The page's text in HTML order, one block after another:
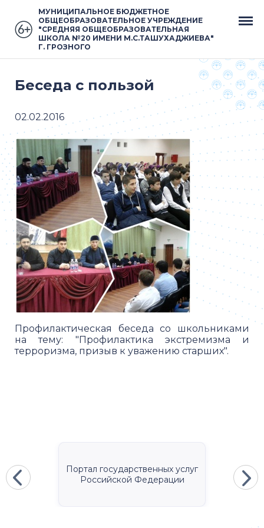
МУНИЦИПАЛЬНОЕ БЮДЖЕТНОЕ
ОБЩЕОБРАЗОВАТЕЛЬНОЕ УЧРЕЖДЕНИЕ
"СРЕДНЯЯ ОБЩЕОБРАЗОВАТЕЛЬНАЯ
ШКОЛА №20 ИМЕНИ М.С.ТАШУХАДЖИЕВА"
Г. ГРОЗНОГО
Беседа с пользой
02.02.2016
Профилактическая беседа со школьниками
на тему: "Профилактика экстремизма и
терроризма, призыв к уважению старших".
Портал государственных услуг
Российской Федерации